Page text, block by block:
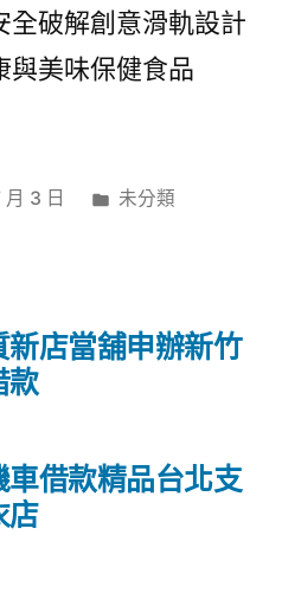
全破解創意滑軌設計
與美味保健食品
3 日
分
未分類
借款精品台北支
店
店當舖申辦新竹
款